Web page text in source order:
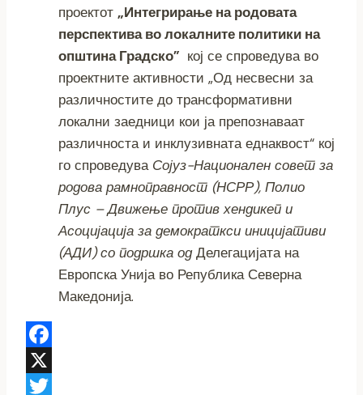
проектот „Интегрирање на родовата
перспектива во локалните политики на
општина Градско” кој се спроведува во
проектните активности „Од несвесни за
различностите до трансформативни
локални заедници кои ја препознаваат
различноста и инклузивната еднаквост“ кој
го спроведува Сојуз-Национален совет за
родова рамноправност (НСРР), Полио
Плус – Движење против хендикеп и
Асоцијација за демократкси иницијативи
(АДИ) со подршка одДелегацијата на
Европска Унија во Република Северна
Македонија.
Facebook
X